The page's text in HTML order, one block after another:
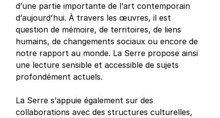
d’une partie importante de l’art contemporain
d’aujourd’hui. À travers les œuvres, il est
question de mémoire, de territoires, de liens
humains, de changements sociaux ou encore de
notre rapport au monde. La Serre propose ainsi
une lecture sensible et accessible de sujets
profondément actuels.
La Serre s’appuie également sur des
collaborations avec des structures culturelles,